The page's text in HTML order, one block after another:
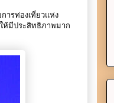
รท่องเที่ยวแห่ง
ห้มีประสิทธิภาพมาก